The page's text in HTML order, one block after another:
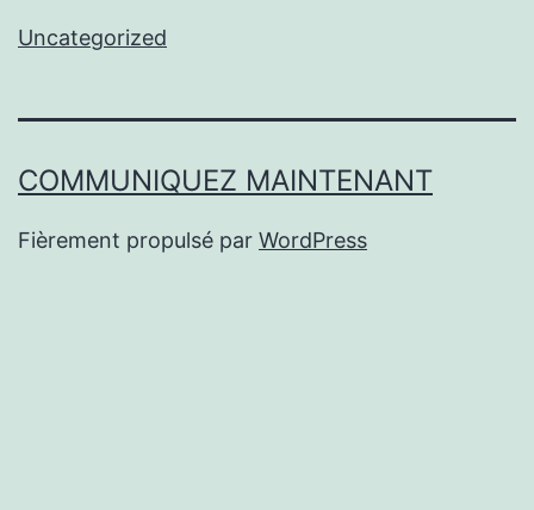
Uncategorized
COMMUNIQUEZ MAINTENANT
Fièrement propulsé par WordPress